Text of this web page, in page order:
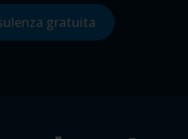
gratuita